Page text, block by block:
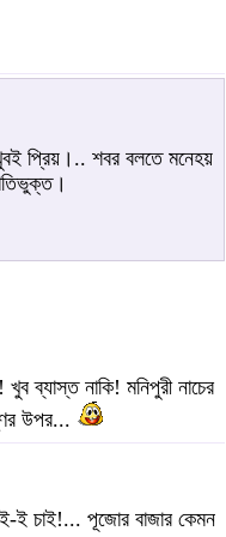
প্রিয়।.. শবর বলতে মনেহয়
ব্যাস্ত নাকি! মনিপুরী নাচের
উপর...
ই চাই!... পূজোর বাজার কেমন